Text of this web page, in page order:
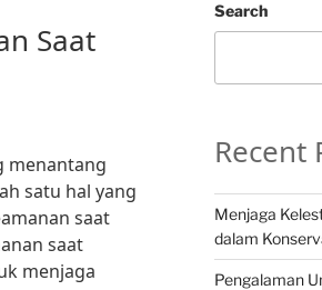
Saat
menantang
satu hal yang
saat
saat
menjaga
Search
Recent
Menjaga
dalam
Pengalaman